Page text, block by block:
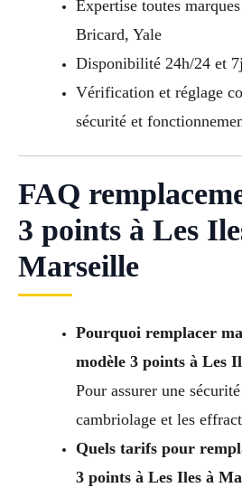
Expertise toutes
Bricard, Yale
Disponibilité 24h/24 et
Vérification et réglage
sécurité et
FAQ
3 points à Les
Marseille
Pourquoi remplacer
modèle 3 points à Les
Pour assurer une
cambriolage et les
Quels tarifs pour
3 points à Les Iles à